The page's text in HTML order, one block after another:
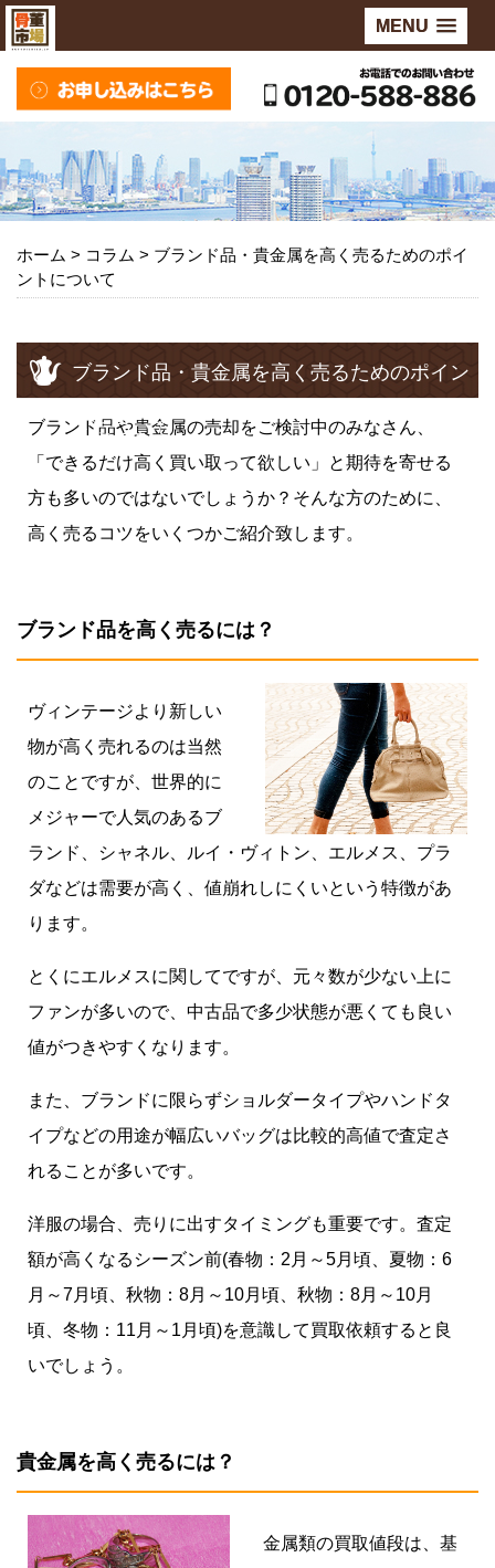
MENU
ホーム > コラム > ブランド品・貴金属を高く売るためのポイ
ントについて
ブランド品・貴金属を高く売るためのポイン
トについて
ブランド品や貴金属の売却をご検討中のみなさん、
「できるだけ高く買い取って欲しい」と期待を寄せる
方も多いのではないでしょうか？そんな方のために、
高く売るコツをいくつかご紹介致します。
ブランド品を高く売るには？
ヴィンテージより新しい
物が高く売れるのは当然
のことですが、世界的に
メジャーで人気のあるブ
ランド、シャネル、ルイ・ヴィトン、エルメス、プラ
ダなどは需要が高く、値崩れしにくいという特徴があ
ります。
とくにエルメスに関してですが、元々数が少ない上に
ファンが多いので、中古品で多少状態が悪くても良い
値がつきやすくなります。
また、ブランドに限らずショルダータイプやハンドタ
イプなどの用途が幅広いバッグは比較的高値で査定さ
れることが多いです。
洋服の場合、売りに出すタイミングも重要です。査定
額が高くなるシーズン前(春物：2月～5月頃、夏物：6
月～7月頃、秋物：8月～10月頃、秋物：8月～10月
頃、冬物：11月～1月頃)を意識して買取依頼すると良
いでしょう。
貴金属を高く売るには？
金属類の買取値段は、基